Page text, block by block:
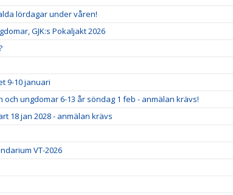
lördagar under våren!
GJK:s Pokaljakt 2026
9-10 januari
ungdomar 6-13 år söndag 1 feb - anmälan krävs!
18 jan 2028 - anmälan krävs
VT-2026